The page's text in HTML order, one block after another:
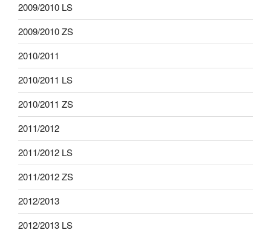
2009/2010 LS
2009/2010 ZS
2010/2011
2010/2011 LS
2010/2011 ZS
2011/2012
2011/2012 LS
2011/2012 ZS
2012/2013
2012/2013 LS